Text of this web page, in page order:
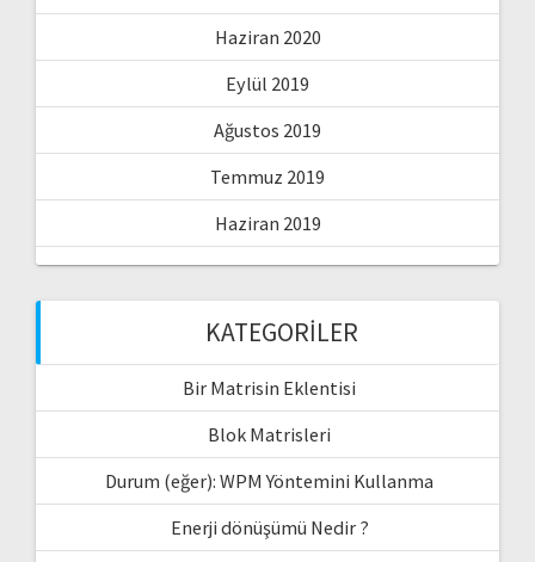
Haziran 2020
Eylül 2019
Ağustos 2019
Temmuz 2019
Haziran 2019
KATEGORILER
Bir Matrisin Eklentisi
Blok Matrisleri
Durum (eğer): WPM Yöntemini Kullanma
Enerji dönüşümü Nedir ?